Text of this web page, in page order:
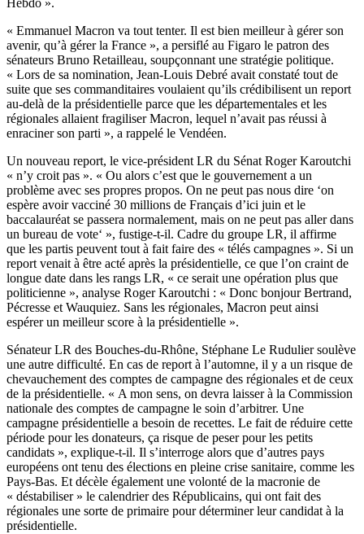
Hebdo ».
« Emmanuel Macron va tout tenter. Il est bien meilleur à gérer son
avenir, qu’à gérer la France », a persiflé au Figaro le patron des
sénateurs Bruno Retailleau, soupçonnant une stratégie politique.
« Lors de sa nomination, Jean-Louis Debré avait constaté tout de
suite que ses commanditaires voulaient qu’ils crédibilisent un report
au-delà de la présidentielle parce que les départementales et les
régionales allaient fragiliser Macron, lequel n’avait pas réussi à
enraciner son parti », a rappelé le Vendéen.
Un nouveau report, le vice-président LR du Sénat Roger Karoutchi
« n’y croit pas ». « Ou alors c’est que le gouvernement a un
problème avec ses propres propos. On ne peut pas nous dire ‘on
espère avoir vacciné 30 millions de Français d’ici juin et le
baccalauréat se passera normalement, mais on ne peut pas aller dans
un bureau de vote‘ », fustige-t-il. Cadre du groupe LR, il affirme
que les partis peuvent tout à fait faire des « télés campagnes ». Si un
report venait à être acté après la présidentielle, ce que l’on craint de
longue date dans les rangs LR, « ce serait une opération plus que
politicienne », analyse Roger Karoutchi : « Donc bonjour Bertrand,
Pécresse et Wauquiez. Sans les régionales, Macron peut ainsi
espérer un meilleur score à la présidentielle ».
Sénateur LR des Bouches-du-Rhône, Stéphane Le Rudulier soulève
une autre difficulté. En cas de report à l’automne, il y a un risque de
chevauchement des comptes de campagne des régionales et de ceux
de la présidentielle. « A mon sens, on devra laisser à la Commission
nationale des comptes de campagne le soin d’arbitrer. Une
campagne présidentielle a besoin de recettes. Le fait de réduire cette
période pour les donateurs, ça risque de peser pour les petits
candidats », explique-t-il. Il s’interroge alors que d’autres pays
européens ont tenu des élections en pleine crise sanitaire, comme les
Pays-Bas. Et décèle également une volonté de la macronie de
« déstabiliser » le calendrier des Républicains, qui ont fait des
régionales une sorte de primaire pour déterminer leur candidat à la
présidentielle.